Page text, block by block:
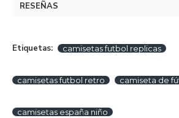
RESEÑAS
Etiquetas: camisetas futbol replicas
camisetas futbol retro camiseta de
camisetas españa niño